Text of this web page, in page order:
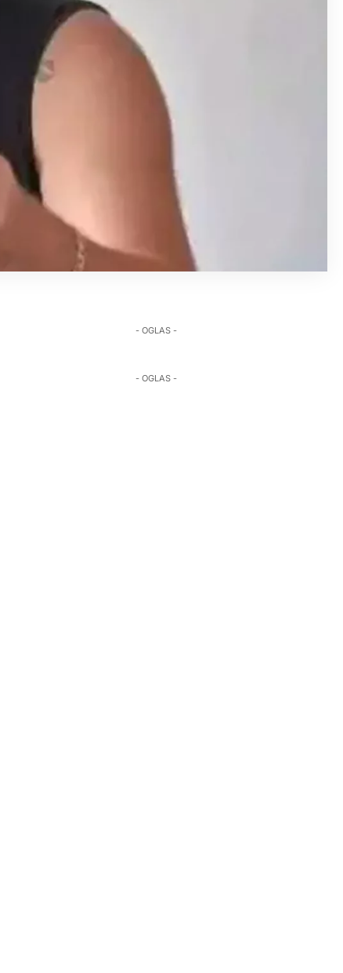
- OGLAS -
- OGLAS -